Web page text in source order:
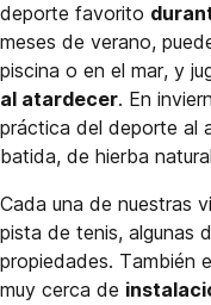
deporte favorito
meses de verano,
piscina o en el mar, y
al atardecer. En
práctica del deporte al
batida, de hierba
Cada una de nuestras
pista de tenis, algunas
propiedades. También
muy cerca de